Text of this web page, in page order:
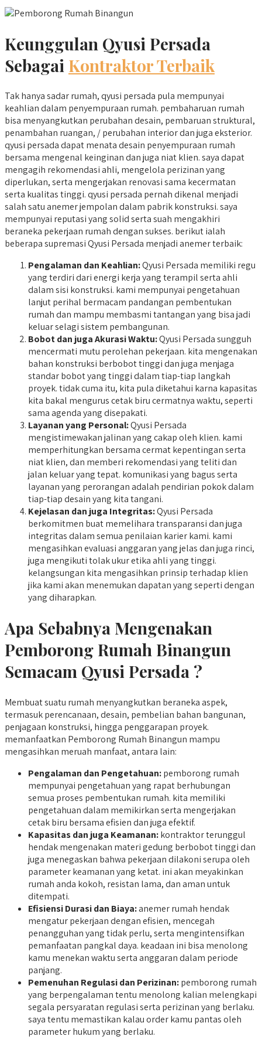
Keunggulan Qyusi Persada
Sebagai Kontraktor Terbaik
Tak hanya sadar rumah, qyusi persada pula mempunyai
keahlian dalam penyempuraan rumah. pembaharuan rumah
bisa menyangkutkan perubahan desain, pembaruan struktural,
penambahan ruangan, / perubahan interior dan juga eksterior.
qyusi persada dapat menata desain penyempuraan rumah
bersama mengenal keinginan dan juga niat klien. saya dapat
mengagih rekomendasi ahli, mengelola perizinan yang
diperlukan, serta mengerjakan renovasi sama kecermatan
serta kualitas tinggi. qyusi persada pernah dikenal menjadi
salah satu anemer jempolan dalam pabrik konstruksi. saya
mempunyai reputasi yang solid serta suah mengakhiri
beraneka pekerjaan rumah dengan sukses. berikut ialah
beberapa supremasi Qyusi Persada menjadi anemer terbaik:
Pengalaman dan Keahlian:Qyusi Persada memiliki regu
yang terdiri dari energi kerja yang terampil serta ahli
dalam sisi konstruksi. kami mempunyai pengetahuan
lanjut perihal bermacam pandangan pembentukan
rumah dan mampu membasmi tantangan yang bisa jadi
keluar selagi sistem pembangunan.
Bobot dan juga Akurasi Waktu:Qyusi Persada sungguh
mencermati mutu perolehan pekerjaan. kita mengenakan
bahan konstruksi berbobot tinggi dan juga menjaga
standar bobot yang tinggi dalam tiap-tiap langkah
proyek. tidak cuma itu, kita pula diketahui karna kapasitas
kita bakal mengurus cetak biru cermatnya waktu, seperti
sama agenda yang disepakati.
Layanan yang Personal:Qyusi Persada
mengistimewakan jalinan yang cakap oleh klien. kami
memperhitungkan bersama cermat kepentingan serta
niat klien, dan memberi rekomendasi yang teliti dan
jalan keluar yang tepat. komunikasi yang bagus serta
layanan yang perorangan adalah pendirian pokok dalam
tiap-tiap desain yang kita tangani.
Kejelasan dan juga Integritas:Qyusi Persada
berkomitmen buat memelihara transparansi dan juga
integritas dalam semua penilaian karier kami. kami
mengasihkan evaluasi anggaran yang jelas dan juga rinci,
juga mengikuti tolak ukur etika ahli yang tinggi.
kelangsungan kita mengasihkan prinsip terhadap klien
jika kami akan menemukan dapatan yang seperti dengan
yang diharapkan.
Apa Sebabnya Mengenakan
Pemborong Rumah Binangun
Semacam Qyusi Persada ?
Membuat suatu rumah menyangkutkan beraneka aspek,
termasuk perencanaan, desain, pembelian bahan bangunan,
penjagaan konstruksi, hingga penggarapan proyek.
memanfaatkan Pemborong Rumah Binangun mampu
mengasihkan meruah manfaat, antara lain:
Pengalaman dan Pengetahuan:pemborong rumah
mempunyai pengetahuan yang rapat berhubungan
semua proses pembentukan rumah. kita memiliki
pengetahuan dalam memikirkan serta mengerjakan
cetak biru bersama efisien dan juga efektif.
Kapasitas dan juga Keamanan:kontraktor terunggul
hendak mengenakan materi gedung berbobot tinggi dan
juga menegaskan bahwa pekerjaan dilakoni serupa oleh
parameter keamanan yang ketat. ini akan meyakinkan
rumah anda kokoh, resistan lama, dan aman untuk
ditempati.
Efisiensi Durasi dan Biaya:anemer rumah hendak
mengatur pekerjaan dengan efisien, mencegah
penangguhan yang tidak perlu, serta mengintensifkan
pemanfaatan pangkal daya. keadaan ini bisa menolong
kamu menekan waktu serta anggaran dalam periode
panjang.
Pemenuhan Regulasi dan Perizinan:pemborong rumah
yang berpengalaman tentu menolong kalian melengkapi
segala persyaratan regulasi serta perizinan yang berlaku.
saya tentu memastikan kalau order kamu pantas oleh
parameter hukum yang berlaku.